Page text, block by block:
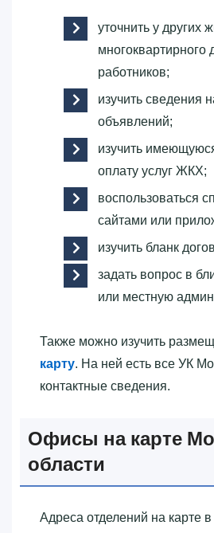
уточнить у других
многоквартирного
работников;
изучить сведения
объявлений;
изучить
оплату услуг ЖКХ;
воспользоваться
сайтами или
изучить бланк
задать вопрос в
или местную
Также можно изучить
карту. На ней есть все УК
контактные сведения.
Офисы на карте
области
Адреса отделений на карте